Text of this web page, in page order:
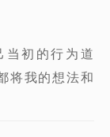
当初的行为道
将我的想法和